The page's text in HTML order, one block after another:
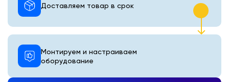
Монтируем и настраиваем
оборудование
Доставляем товар в срок